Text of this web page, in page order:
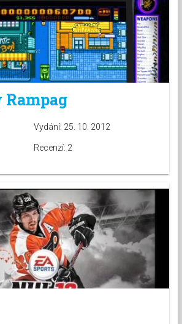
Rampag
Vydání: 25. 10. 2012
Recenzí: 2